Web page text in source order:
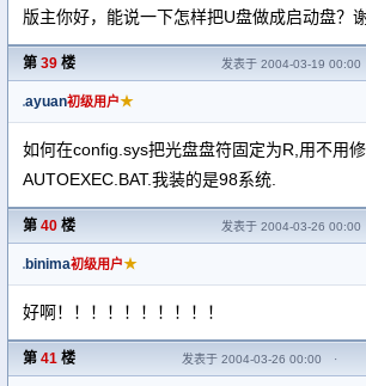
版主你好，能说一下怎样把U盘做成启动盘？
第 39 楼 发表于 2004-03-19 00:00
ayuan初级用户★
如何在config.sys把光盘盘符固定为R,用不用
AUTOEXEC.BAT.我装的是98系统.
第 40 楼 发表于 2004-03-26 00:00
binima初级用户★
好啊！！！！！！！！！！
第 41 楼 发表于 2004-03-26 00:00 ·